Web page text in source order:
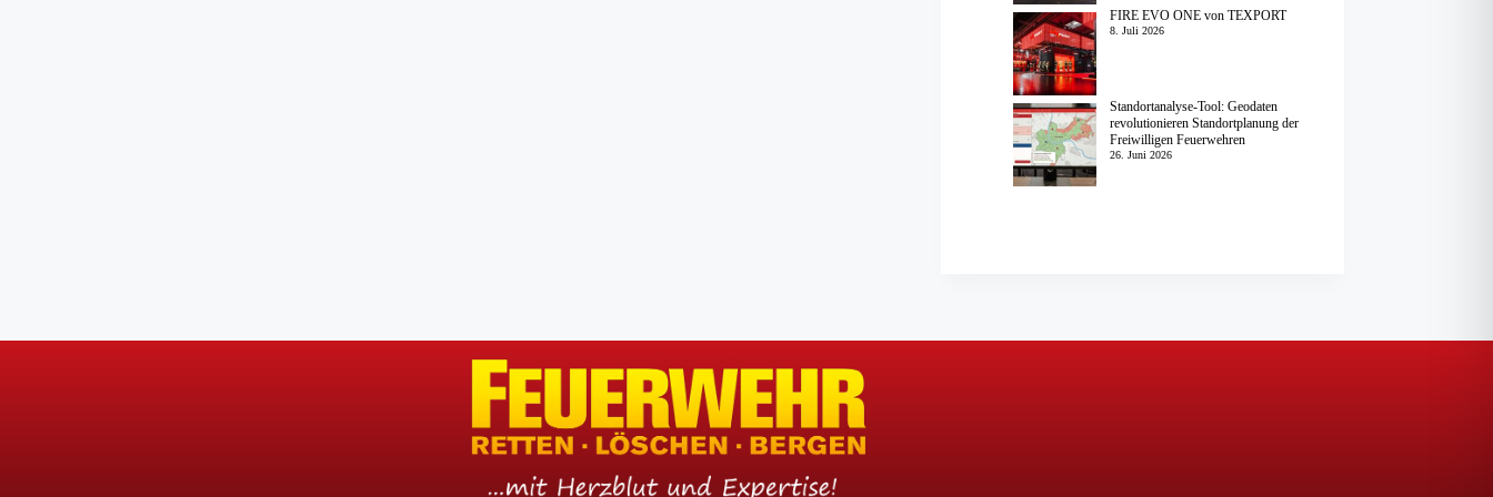
FIRE EVO ONE von TEXPORT
8. Juli 2026
Standortanalyse-Tool: Geodaten
revolutionieren Standortplanung der
Freiwilligen Feuerwehren
26. Juni 2026